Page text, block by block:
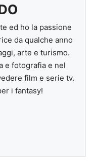
ed ho la passione
da qualche anno
arte e turismo.
e fotografia e nel
film e serie tv.
i fantasy!